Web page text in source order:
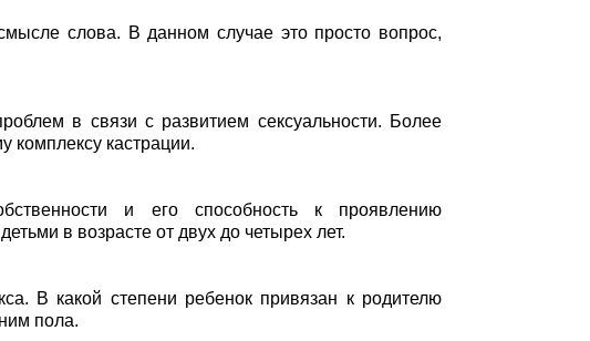
слова. В данном случае это просто вопрос,
в связи с развитием сексуальности. Более
комплексу кастрации.
и его способность к проявлению
в возрасте от двух до четырех лет.
В какой степени ребенок привязан к родителю
пола.